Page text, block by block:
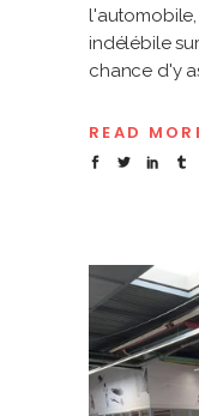
indélébile
chance d'y
READ